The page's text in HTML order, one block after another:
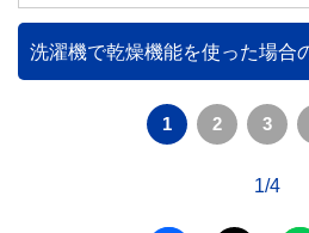
洗濯機で乾燥機能を使った場合
1 2 3
1/4